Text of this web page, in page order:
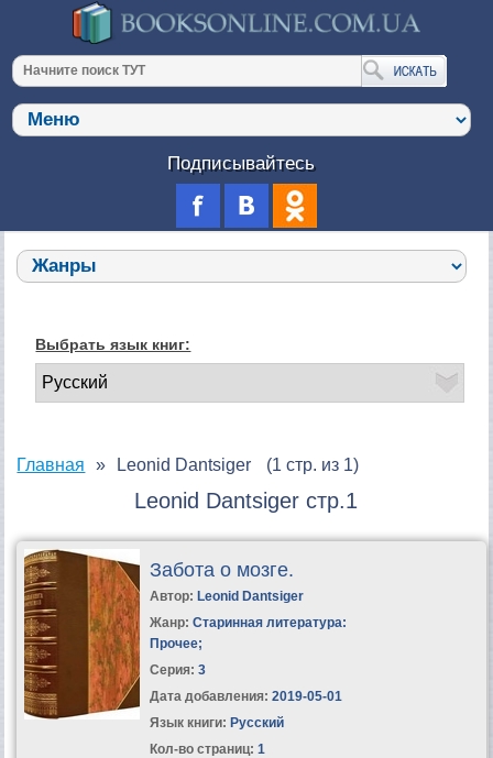
Подписывайтесь
Выбрать язык книг:
Главная Leonid Dantsiger (1 стр. из 1)
Leonid Dantsiger стр.1
Забота о мозге.
Автор: Leonid Dantsiger
Жанр: Старинная литература:
Прочее;
Серия: 3
Дата добавления: 2019-05-01
Язык книги: Русский
Кол-во страниц: 1